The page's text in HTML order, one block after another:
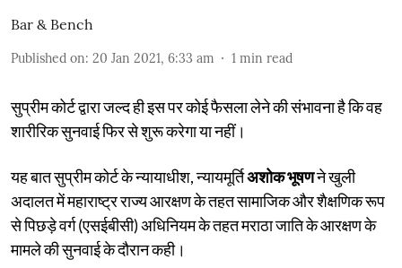
Bar & Bench
Published on: 20 Jan 2021, 6:33 am 1 min read
सुप्रीम कोर्ट द्वारा जल्द ही इस पर कोई फैसला लेने की संभावना है कि वह
शारीरिक सुनवाई फिर से शुरू करेगा या नहीं।
यह बात सुप्रीम कोर्ट के न्यायाधीश, न्यायमूर्तिअशोक भूषणने खुली
अदालत में महाराष्ट्र राज्य आरक्षण के तहत सामाजिक और शैक्षणिक रूप
से पिछड़े वर्ग (एसईबीसी) अधिनियम के तहत मराठा जाति के आरक्षण के
मामले की सुनवाई के दौरान कही।